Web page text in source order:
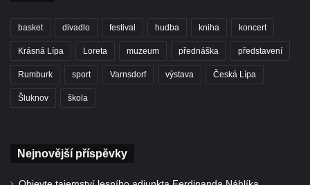
basket divadlo festival hudba kniha koncert
Krásná Lípa Loreta muzeum přednáška představení
Rumburk sport Varnsdorf výstava Česká Lípa
Šluknov škola
Nejnovější příspěvky